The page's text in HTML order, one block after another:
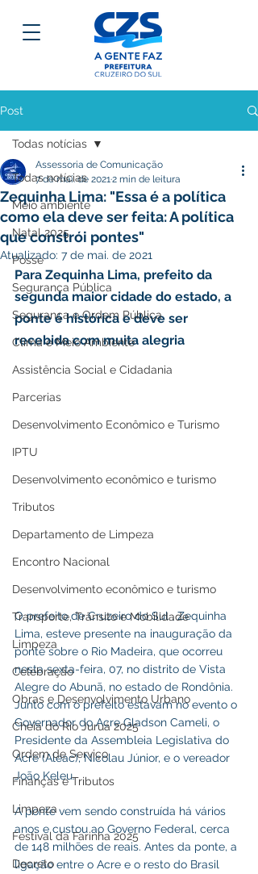
Post
Todas notícias
Meio ambiente
Natal 2025
Posse
Segurança Pública
Segurança e Ordem Pública
Clima e Meio Ambiente
Assistência Social e Cidadania
Parcerias
Desenvolvimento Econômico e Turismo
IPTU
Desenvolvimento econômico e turismo
Tributos
Departamento de Limpeza
Encontro Nacional
Desenvolvimento econômico e turismo
Transporte, Trânsito e Mobilidade
Limpeza
Celebração
Obras e Desenvolvimento Urbano
Cheia do Rio Juruá 2025
Ordem de Serviço
Finanças e Tributos
Limpeza
Festival da Farinha 2025
Decreto
Todas notícias
Zequinha Lima: "Essa é a política
como ela deve ser feita: A política
que constrói pontes"
Assessoria de Comunicação
7 de mai. de 20212 min de leitura
Atualizado: 7 de mai. de 2021
Para Zequinha Lima, prefeito da
segunda maior cidade do estado, a
ponte é histórica e deve ser
recebida com muita alegria
O prefeito de Cruzeiro do Sul , Zequinha
Lima, esteve presente na inauguração da
ponte sobre o Rio Madeira, que ocorreu
nesta sexta-feira, 07, no distrito de Vista
Alegre do Abunã, no estado de Rondônia.
Junto com o prefeito estavam no evento o
Governador do Acre Gladson Cameli, o
Presidente da Assembleia Legislativa do
Acre (Aleac), Nicolau Júnior, e o vereador
João Keleu.
A ponte vem sendo construída há vários
anos e custou ao Governo Federal, cerca
de 148 milhões de reais. Antes da ponte, a
ligação entre o Acre e o resto do Brasil